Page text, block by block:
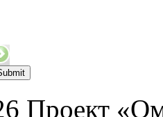
Проект